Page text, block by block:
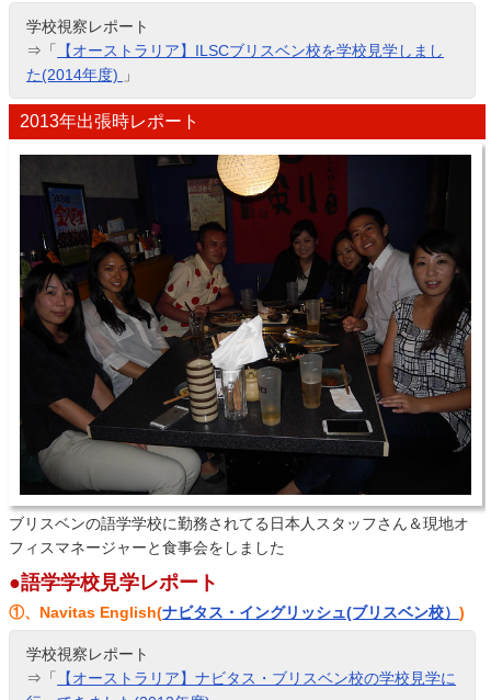
学校視察レポート
⇒「
【オーストラリア】ILSCブリスベン校を学校見学しまし
た(2014年度)
」
2013年出張時レポート
ブリスベンの語学学校に勤務されてる日本人スタッフさん＆現地オ
フィスマネージャーと食事会をしました
●語学学校見学レポート
①、Navitas English(ナビタス・イングリッシュ(ブリスベン校）)
学校視察レポート
⇒「
【オーストラリア】ナビタス・ブリスベン校の学校見学に